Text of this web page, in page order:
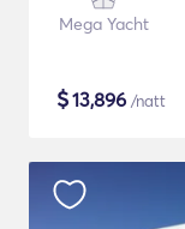
Mega Yacht
$13,896 /natt